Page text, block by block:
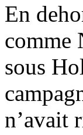
En
comme
sous
n’avait